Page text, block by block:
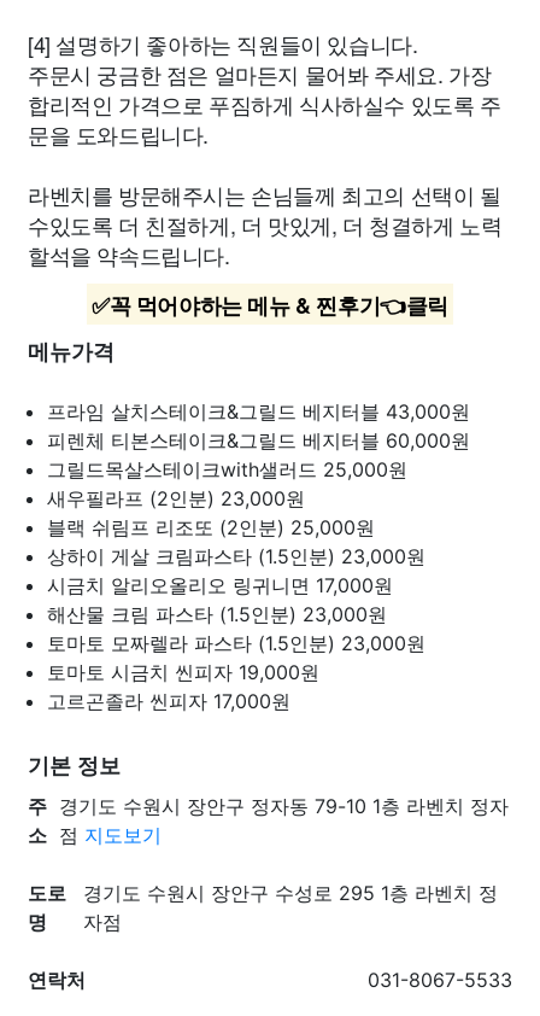
[4] 설명하기 좋아하는 직원들이 있습니다.
주문시 궁금한 점은 얼마든지 물어봐 주세요. 가장
합리적인 가격으로 푸짐하게 식사하실수 있도록 주
문을 도와드립니다.
라벤치를 방문해주시는 손님들께 최고의 선택이 될
수있도록 더 친절하게, 더 맛있게, 더 청결하게 노력
할석을 약속드립니다.
✅꼭 먹어야하는 메뉴 & 찐후기👈클릭
메뉴가격
프라임 살치스테이크&그릴드 베지터블 43,000원
피렌체 티본스테이크&그릴드 베지터블 60,000원
그릴드목살스테이크with샐러드 25,000원
새우필라프 (2인분) 23,000원
블랙 쉬림프 리조또 (2인분) 25,000원
상하이 게살 크림파스타 (1.5인분) 23,000원
시금치 알리오올리오 링귀니면 17,000원
해산물 크림 파스타 (1.5인분) 23,000원
토마토 모짜렐라 파스타 (1.5인분) 23,000원
토마토 시금치 씬피자 19,000원
고르곤졸라 씬피자 17,000원
기본 정보
주
소
경기도 수원시 장안구 정자동 79-10 1층 라벤치 정자
점 지도보기
도로
명
경기도 수원시 장안구 수성로 295 1층 라벤치 정
자점
연락처 031-8067-5533